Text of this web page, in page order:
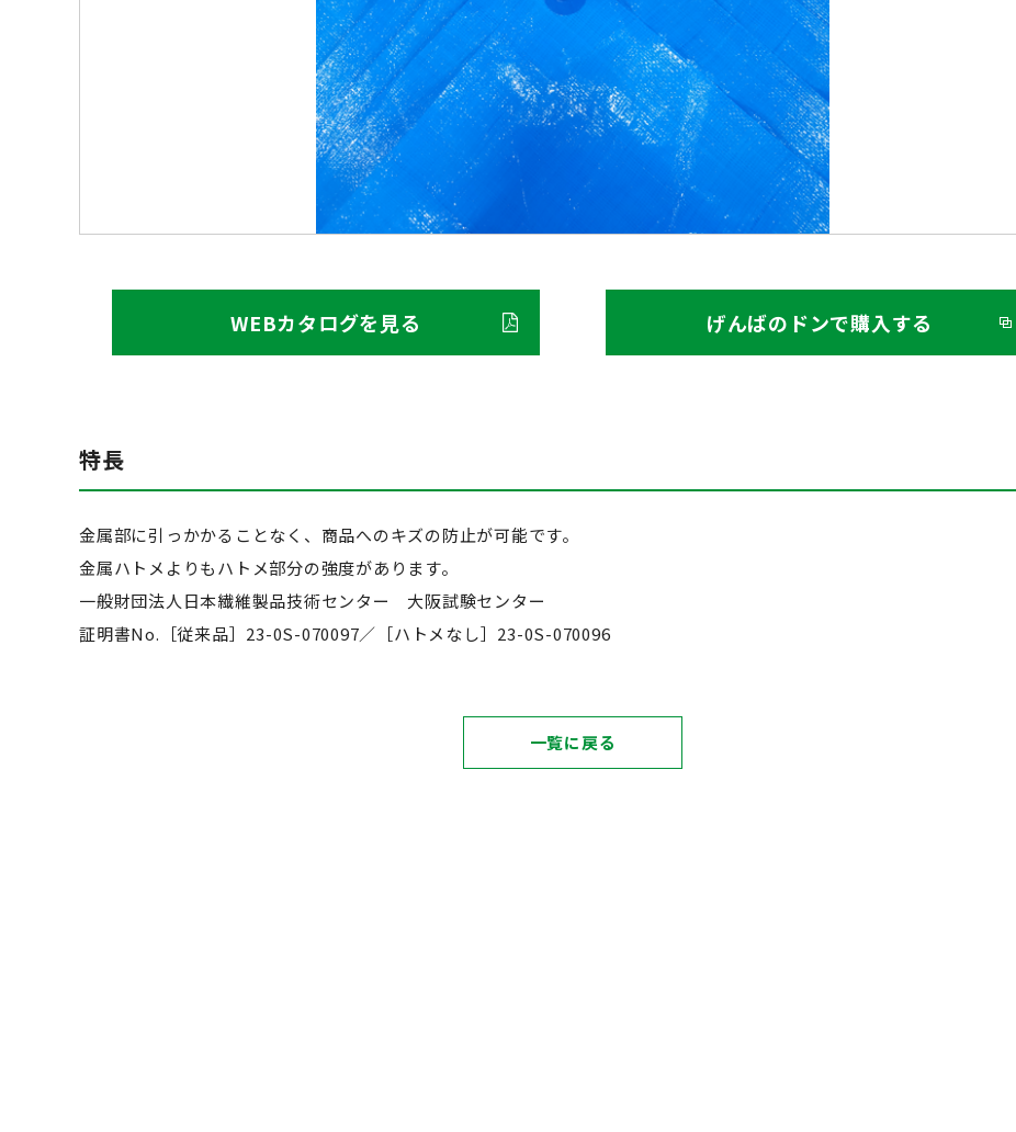
WEBカタログを見る げんばのドンで購入する
特長
金属部に引っかかることなく、商品へのキズの防止が可能です。
金属ハトメよりもハトメ部分の強度があります。
一般財団法人日本繊維製品技術センター 大阪試験センター
証明書No.［従来品］23-0S-070097／［ハトメなし］23-0S-070096
一覧に戻る